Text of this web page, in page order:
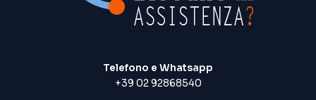
Telefono e Whatsapp
+39 02 92868540